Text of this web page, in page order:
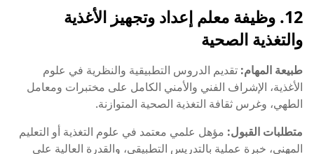
12. وظيفة معلم إعداد وتجهيز الأغذية
والتغذية الصحية
طبيعة المهام: تقديم الدروس التطبيقية والنظرية في علوم
الأغذية، الإشراف الفني والأمني الكامل على مختبرات ومعامل
الطهي، وغرس ثقافة التغذية الصحية المتوازنة.
متطلبات القبول: مؤهل علمي معتمد في علوم التغذية أو التعليم
المهني، خبرة عملية بالتدريس التطبيقي، والقدرة العالية على